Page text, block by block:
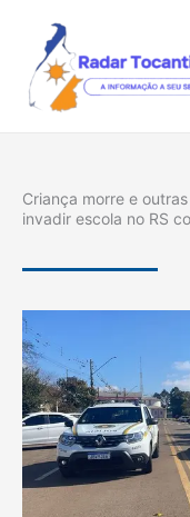
conteúdo
Criança morre e
invadir escola no RS